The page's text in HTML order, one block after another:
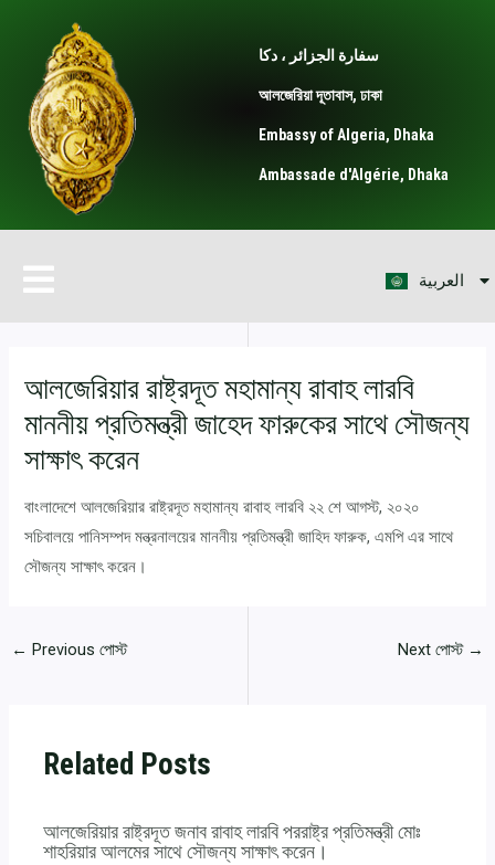
content
سفارة الجزائر ، دكا
আলজেরিয়া দূতাবাস, ঢাকা
Embassy of Algeria, Dhaka
Ambassade d'Algérie, Dhaka
Menu
العربية
English
আলজেরিয়ার রাষ্ট্রদূত মহামান্য রাবাহ লারবি
মাননীয় প্রতিমন্ত্রী জাহেদ ফারুকের সাথে সৌজন্য
সাক্ষাৎ করেন
বাংলাদেশে আলজেরিয়ার রাষ্ট্রদূত মহামান্য রাবাহ লারবি ২২ শে আগস্ট, ২০২০
সচিবালয়ে পানিসম্পদ মন্ত্রনালয়ের মাননীয় প্রতিমন্ত্রী জাহিদ ফারুক, এমপি এর সাথে
সৌজন্য সাক্ষাৎ করেন।
navigation
← Previous পোস্ট Next পোস্ট →
Related Posts
আলজেরিয়ার রাষ্ট্রদূত জনাব রাবাহ লারবি পররাষ্ট্র প্রতিমন্ত্রী মোঃ
শাহরিয়ার আলমের সাথে সৌজন্য সাক্ষাৎ করেন।